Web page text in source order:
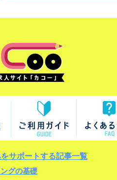
サポートする記事一覧
グの基礎